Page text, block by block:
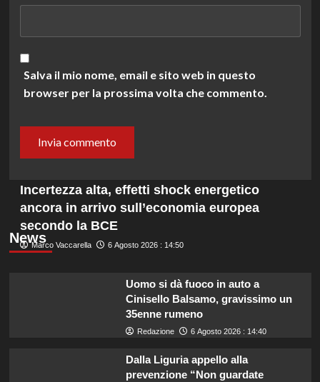
Salva il mio nome, email e sito web in questo
browser per la prossima volta che commento.
News
Incertezza alta, effetti shock energetico
ancora in arrivo sull’economia europea
secondo la BCE
Marco Vaccarella 6 Agosto 2026 : 14:50
Uomo si dà fuoco in auto a
Cinisello Balsamo, gravissimo un
35enne rumeno
Redazione 6 Agosto 2026 : 14:40
Dalla Liguria appello alla
prevenzione “Non guardate